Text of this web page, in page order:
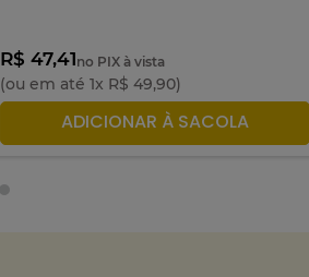
R$ 47,41no PIX à vista
(ou em até 1x R$ 49,90)
ADICIONAR À SACOLA